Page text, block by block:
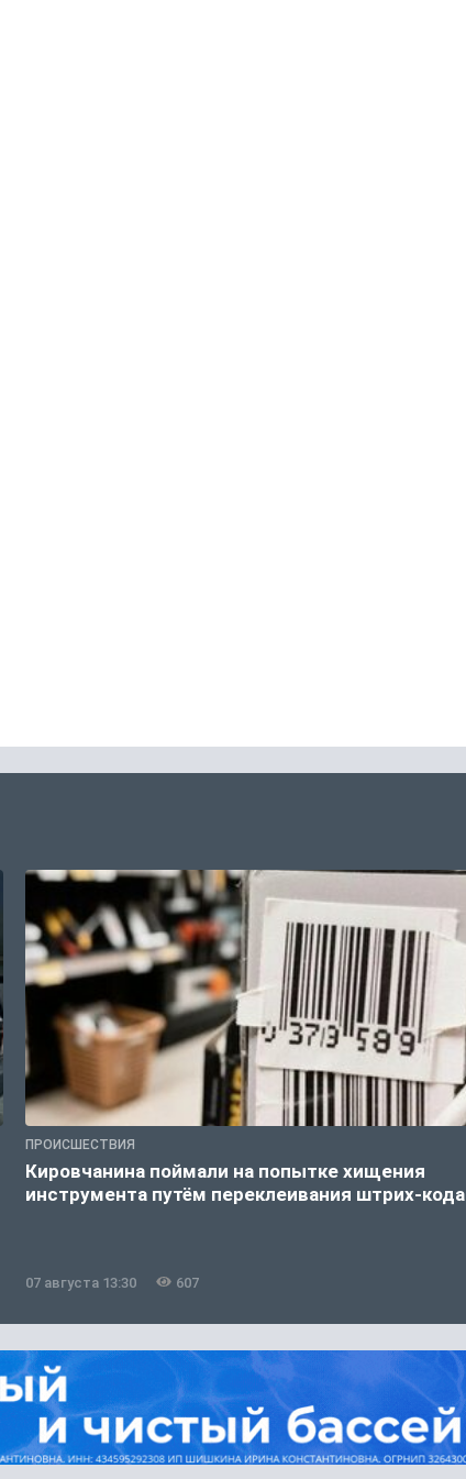
ПРОИСШЕСТВИЯ
Кировчанина поймали на попытке хищения
инструмента путём переклеивания штрих-кода
07 августа 13:30 607